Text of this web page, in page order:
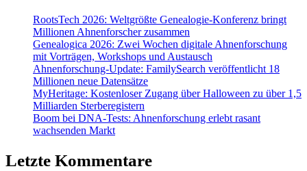
RootsTech 2026: Weltgrößte Genealogie-Konferenz bringt
Millionen Ahnenforscher zusammen
Genealogica 2026: Zwei Wochen digitale Ahnenforschung
mit Vorträgen, Workshops und Austausch
Ahnenforschung-Update: FamilySearch veröffentlicht 18
Millionen neue Datensätze
MyHeritage: Kostenloser Zugang über Halloween zu über 1,5
Milliarden Sterberegistern
Boom bei DNA-Tests: Ahnenforschung erlebt rasant
wachsenden Markt
Letzte Kommentare